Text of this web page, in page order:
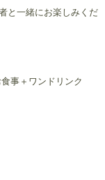
と一緒にお楽しみくだ
事＋ワンドリンク